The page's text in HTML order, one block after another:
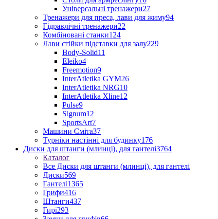
Універсальні тренажери27
Тренажери для преса, лави для жиму94
Гідравлічні тренажери22
Комбіновані станки124
Лави стійки підставки для залу229
Body-Solid11
Eleiko4
Freemotion9
InterAtletika GYM26
InterAtletika NRG10
InterAtletika Xline12
Pulse9
Signum12
SportsArt7
Машини Сміта37
Турніки настінні для будинку176
Диски для штанги (млинці), для гантелі3764
Каталог
Все Диски для штанги (млинці), для гантелі
Диски569
Гантелі1365
Грифи416
Штанги437
Гирі293